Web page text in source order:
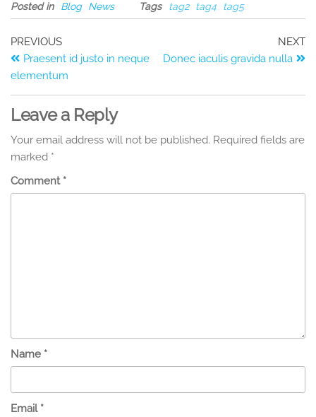
Posted in Blog News Tags tag2 tag4 tag5
PREVIOUS
Praesent id justo in neque
elementum
NEXT
Donec iaculis gravida nulla
Leave a Reply
Your email address will not be published. Required fields are
marked *
Comment *
Name *
Email *